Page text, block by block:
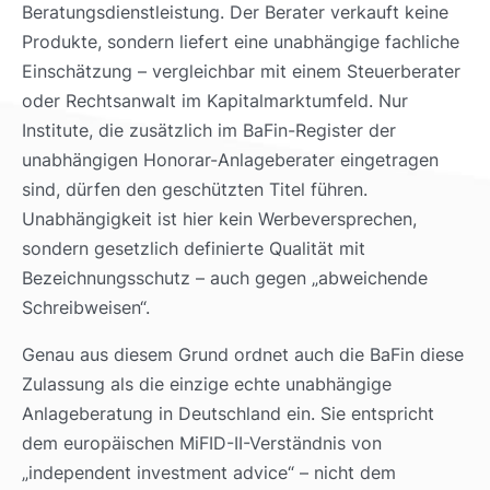
Beratungsdienstleistung. Der Berater verkauft keine
Produkte, sondern liefert eine unabhängige fachliche
Einschätzung – vergleichbar mit einem Steuerberater
oder Rechtsanwalt im Kapitalmarktumfeld. Nur
Institute, die zusätzlich im BaFin-Register der
unabhängigen Honorar-Anlageberater eingetragen
sind, dürfen den geschützten Titel führen.
Unabhängigkeit ist hier kein Werbeversprechen,
sondern gesetzlich definierte Qualität mit
Bezeichnungsschutz – auch gegen „abweichende
Schreibweisen“.
Genau aus diesem Grund ordnet auch die BaFin diese
Zulassung als die einzige echte unabhängige
Anlageberatung in Deutschland ein. Sie entspricht
dem europäischen MiFID-II-Verständnis von
„independent investment advice“ – nicht dem